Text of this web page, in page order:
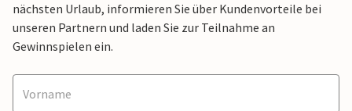
nächsten Urlaub, informieren Sie über Kundenvorteile bei
unseren Partnern und laden Sie zur Teilnahme an
Gewinnspielen ein.